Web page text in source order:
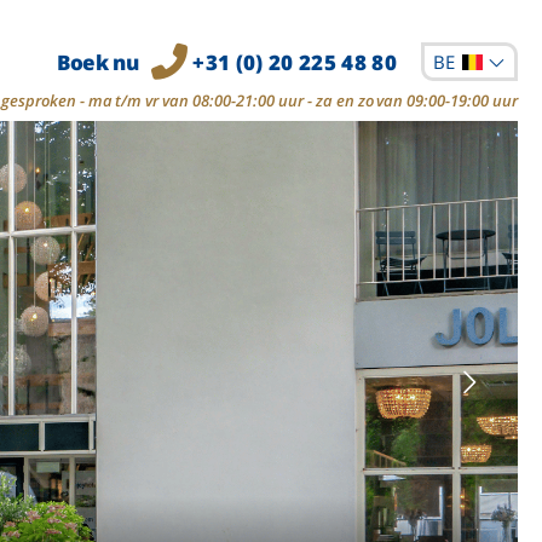
Boek nu +31 (0) 20 225 48 80 BE
- ma t/m vr van 08:00-21:00 uur - za en zo van 09:00-19:00 uur